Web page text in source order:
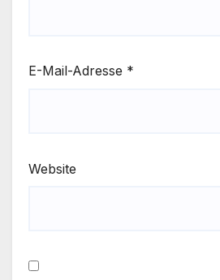
E-Mail-Adresse *
Website